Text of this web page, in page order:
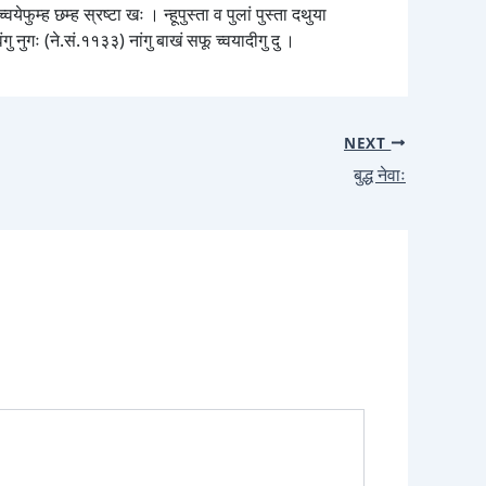
छम्ह स्रष्टा खः । न्हूपुस्ता व पुलां पुस्ता दथुया
नुगः (ने.सं.११३३) नांगु बाखं सफू च्वयादीगु दु ।
NEXT
बुद्ध नेवाः